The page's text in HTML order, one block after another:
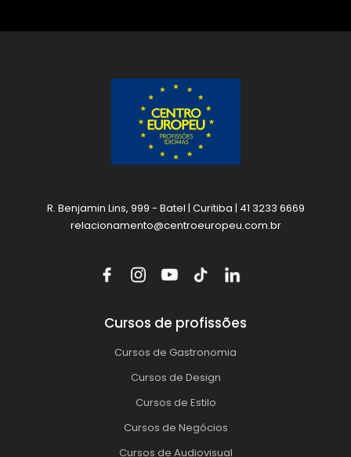
R. Benjamin Lins, 999 - Batel | Curitiba | 41 3233 6669
relacionamento@centroeuropeu.com.br
Cursos de profissões
Cursos de Gastronomia
Cursos de Design
Cursos de Estilo
Cursos de Negócios
Cursos de Audiovisual